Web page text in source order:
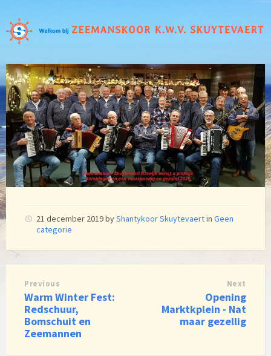
21 december 2019byShantykoor Skuytevaertin Geen
categorie
Previous
Warm Winter Fest:
Redschuur,
Bomschuit en
Zeemannen
Next
Opening
Marktkplein - Nat
maar gezellig